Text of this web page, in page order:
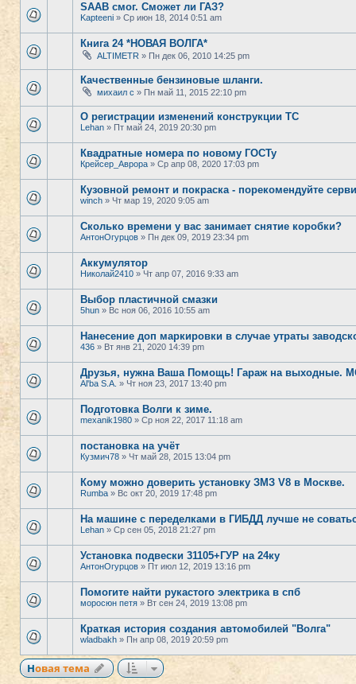
SAAB смог. Сможет ли ГАЗ?
Kapteeni » Ср июн 18, 2014 0:51 am
Книга 24 *НОВАЯ ВОЛГА*
ALTIMETR » Пн дек 06, 2010 14:25 pm
Качественные бензиновые шланги.
михаил с » Пн май 11, 2015 22:10 pm
О регистрации изменений конструкции ТС
Lehan » Пт май 24, 2019 20:30 pm
Квадратные номера по новому ГОСТу
Крейсер_Аврора » Ср апр 08, 2020 17:03 pm
Кузовной ремонт и покраска - порекомендуйте
winch » Чт мар 19, 2020 9:05 am
Сколько времени у вас занимает снятие коробки?
АнтонОгурцов » Пн дек 09, 2019 23:34 pm
Аккумулятор
Николай2410 » Чт апр 07, 2016 9:33 am
Выбор пластичной смазки
5hun » Вс ноя 06, 2016 10:55 am
Нанесение доп маркировки в случае утраты
436 » Вт янв 21, 2020 14:39 pm
Друзья, нужна Ваша Помощь! Гараж на выходные.
Al'ba S.A. » Чт ноя 23, 2017 13:40 pm
Подготовка Волги к зиме.
mexanik1980 » Ср ноя 22, 2017 11:18 am
постановка на учёт
Кузмич78 » Чт май 28, 2015 13:04 pm
Кому можно доверить установку ЗМЗ V8 в Москве.
Rumba » Вс окт 20, 2019 17:48 pm
На машине с переделками в ГИБДД лучше не
Lehan » Ср сен 05, 2018 21:27 pm
Установка подвески 31105+ГУР на 24ку
АнтонОгурцов » Пт июл 12, 2019 13:16 pm
Помогите найти рукастого электрика в спб
моросюн петя » Вт сен 24, 2019 13:08 pm
Краткая история создания автомобилей "Волга"
wladbakh » Пн апр 08, 2019 20:59 pm
Новая тема